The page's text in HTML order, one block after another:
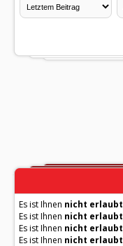
Es ist Ihnen nicht erlaubt
Es ist Ihnen nicht erlaubt
Es ist Ihnen nicht erlaubt
Es ist Ihnen nicht erlaubt